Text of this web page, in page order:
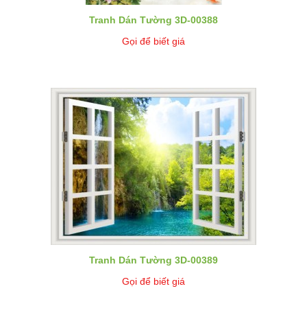
Tranh Dán Tường 3D-00388
Gọi để biết giá
Tranh Dán Tường 3D-00389
Gọi để biết giá